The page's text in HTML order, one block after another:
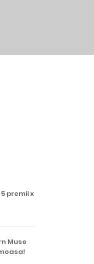
premii x
Muse